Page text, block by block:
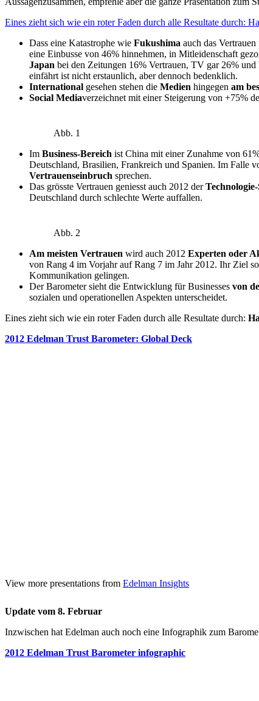
Eines zieht sich wie ein roter Faden durch alle Resultate durch:
Dass eine Katastrophe wie Fukushima auch das
eine Einbusse von 46% hinnehmen, in Mitleidenschaft
Japan bei den Zeitungen 16% Vertrauen, TV gar 26%
einfährt ist nicht erstaunlich, aber dennoch bedenklich.
International gesehen stehen die Medien hingegen am
Social Mediaverzeichnet mit einer Steigerung von +75%
Abb. 1
Im Business-Bereich ist China mit einer Zunahme von
Deutschland, Brasilien, Frankreich und Spanien. Im Falle
Vertrauenseinbruch sprechen.
Das grösste Vertrauen geniesst auch 2012 der
Deutschland durch schlechte Werte auffallen.
Abb. 2
Am meisten Vertrauen wird auch 2012 Experten oder
von Rang 4 im Vorjahr auf Rang 7 im Jahr 2012. Ihr Ziel
Kommunikation gelingen.
Der Barometer sieht die Entwicklung für Businesses von
sozialen und operationellen Aspekten unterscheidet.
Eines zieht sich wie ein roter Faden durch alle Resultate durch:
2012 Edelman Trust Barometer: Global Deck
View more presentations from Edelman Insights
Update vom 8. Februar
Inzwischen hat Edelman auch noch eine Infographik zum
2012 Edelman Trust Barometer infographic